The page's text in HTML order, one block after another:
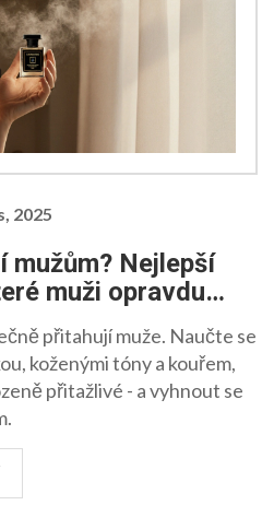
2025
mužům? Nejlepší
muži opravdu
přitahují muže. Naučte se
koženými tóny a kouřem,
přitažlivé - a vyhnout se